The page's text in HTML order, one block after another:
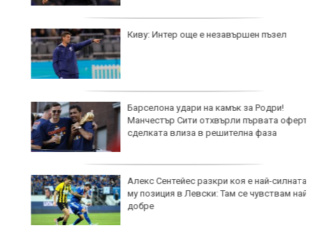
Киву: Интер още е незавършен пъзел
Барселона удари на камък за Родри!
Манчестър Сити отхвърли първата оферта,
сделката влиза в решителна фаза
Алекс Сентейес разкри коя е най-силната
му позиция в Левски: Там се чувствам най-
добре